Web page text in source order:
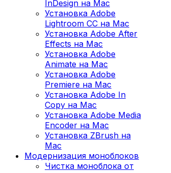
InDesign на Mac
Установка Adobe
Lightroom CC на Mac
Установка Adobe After
Effects на Mac
Установка Adobe
Animate на Mac
Установка Adobe
Premiere на Mac
Установка Adobe In
Copy на Mac
Установка Adobe Media
Encoder на Mac
Установка ZBrush на
Mac
Модернизация моноблоков
Чистка моноблока от